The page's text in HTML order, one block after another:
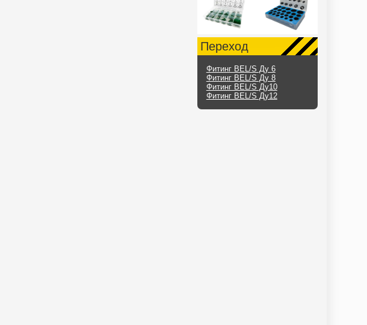
Переход
Фитинг BEL/S Ду 6
Фитинг BEL/S Ду 8
Фитинг BEL/S Ду10
Фитинг BEL/S Ду12